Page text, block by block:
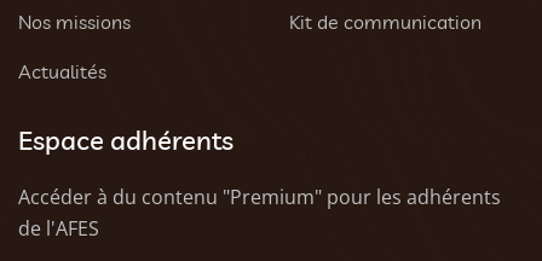
Nos missions
Actualités
Kit de communication
Espace adhérents
Accéder à du contenu "Premium" pour les adhérents
de l'AFES